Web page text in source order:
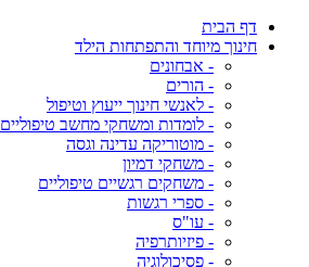
דף הבית
חינוך מיוחד והתפתחות הילד
- אבחונים
- הורים
- לאנשי חינוך ייעוץ וטיפול
- לומדות ומשחקי מחשב טיפוליים
- מוטוריקה עדינה וגסה
- משחקי דמיון
- משחקים רגשיים טיפוליים
- ספרי רגשות
- עו"ס
- פיזיותרפיה
- פסיכולוגיה